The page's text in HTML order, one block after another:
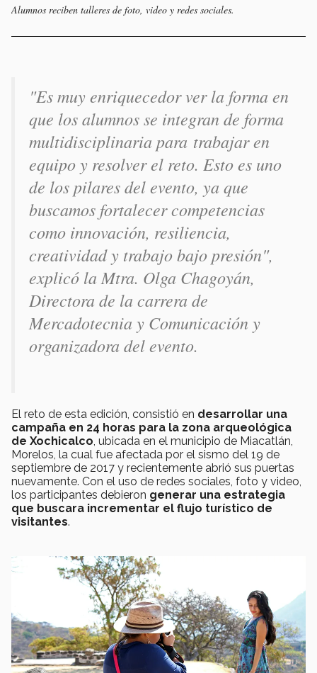
Alumnos reciben talleres de foto, video y redes sociales.
"Es muy enriquecedor ver la forma en
que los alumnos se integran de forma
multidisciplinaria para trabajar en
equipo y resolver el reto. Esto es uno
de los pilares del evento, ya que
buscamos fortalecer competencias
como innovación, resiliencia,
creatividad y trabajo bajo presión",
explicó la Mtra. Olga Chagoyán,
Directora de la carrera de
Mercadotecnia y Comunicación y
organizadora del evento.
El reto de esta edición, consistió en desarrollar una
campaña en 24 horas para la zona arqueológica
de Xochicalco , ubicada en el municipio de Miacatlán,
Morelos, la cual fue afectada por el sismo del 19 de
septiembre de 2017 y recientemente abrió sus puertas
nuevamente. Con el uso de redes sociales, foto y video,
los participantes debieron generar una estrategia
que buscara incrementar el flujo turístico de
visitantes.